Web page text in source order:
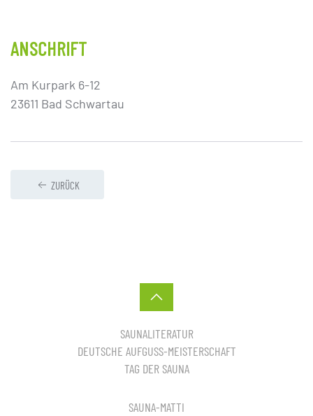
ANSCHRIFT
Am Kurpark 6-12
23611 Bad Schwartau
ZURÜCK
SAUNALITERATUR
DEUTSCHE AUFGUSS-MEISTERSCHAFT
TAG DER SAUNA
SAUNA-MATTI